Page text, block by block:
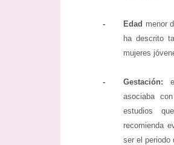
- Edad menor
ha descrito
mujeres
- Gestación:
asociaba
estudios
recomienda
ser el periodo